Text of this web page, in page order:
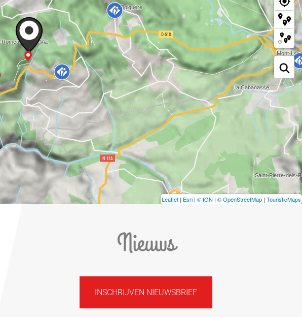
Leaflet | Esri | © IGN | © OpenStreetMap | TouristicMaps
Nieuws
INSCHRIJVEN NIEUWSBRIEF